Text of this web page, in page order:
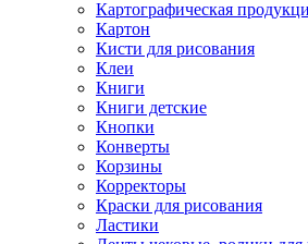
Картографическая
Картон
Кисти для рисования
Клеи
Книги
Книги детские
Кнопки
Конверты
Корзины
Корректоры
Краски для рисования
Ластики